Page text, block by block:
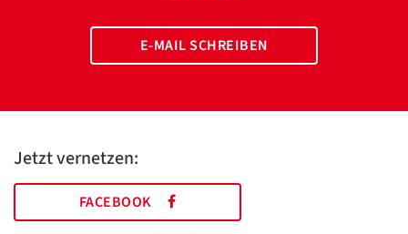
E-MAIL SCHREIBEN
Jetzt vernetzen:
FACEBOOK